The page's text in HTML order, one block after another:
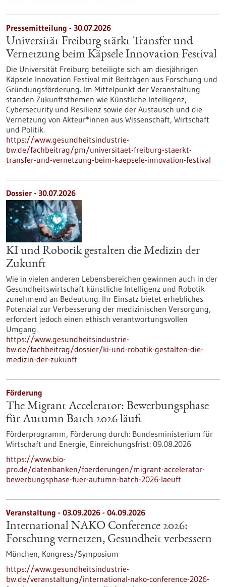
Pressemitteilung - 30.07.2026
Universität Freiburg stärkt Transfer und
Vernetzung beim Käpsele Innovation Festival
Die Universität Freiburg beteiligte sich am diesjährigen
Käpsele Innovation Festival mit Beiträgen aus Forschung und
Gründungsförderung. Im Mittelpunkt der Veranstaltung
standen Zukunftsthemen wie Künstliche Intelligenz,
Cybersecurity und Resilienz sowie der Austausch und die
Vernetzung von Akteur*innen aus Wissenschaft, Wirtschaft
und Politik.
https://www.gesundheitsindustrie-
bw.de/fachbeitrag/pm/universitaet-freiburg-staerkt-
transfer-und-vernetzung-beim-kaepsele-innovation-festival
Dossier - 30.07.2026
KI und Robotik gestalten die Medizin der
Zukunft
Wie in vielen anderen Lebensbereichen gewinnen auch in der
Gesundheitswirtschaft künstliche Intelligenz und Robotik
zunehmend an Bedeutung. Ihr Einsatz bietet erhebliches
Potenzial zur Verbesserung der medizinischen Versorgung,
erfordert jedoch einen ethisch verantwortungsvollen
Umgang.
https://www.gesundheitsindustrie-
bw.de/fachbeitrag/dossier/ki-und-robotik-gestalten-die-
medizin-der-zukunft
Förderung
The Migrant Accelerator: Bewerbungsphase
für Autumn Batch 2026 läuft
Förderprogramm, Förderung durch: Bundesministerium für
Wirtschaft und Energie, Einreichungsfrist: 09.08.2026
https://www.bio-
pro.de/datenbanken/foerderungen/migrant-accelerator-
bewerbungsphase-fuer-autumn-batch-2026-laeuft
Veranstaltung - 03.09.2026 - 04.09.2026
International NAKO Conference 2026:
Forschung vernetzen, Gesundheit verbessern
München, Kongress/Symposium
https://www.gesundheitsindustrie-
bw.de/veranstaltung/international-nako-conference-2026-